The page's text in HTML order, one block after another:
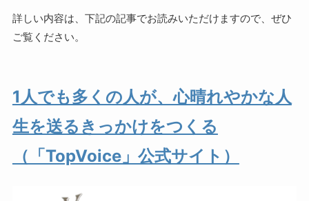
詳しい内容は、下記の記事でお読みいただけますので、ぜひ
ご覧ください。
1人でも多くの人が、心晴れやかな人
生を送るきっかけをつくる
（「TopVoice」公式サイト）